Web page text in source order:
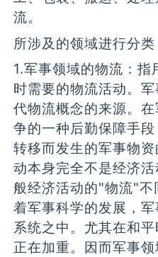
流。
所涉及的领域进行分类
1.军事领域的物流：
时需要的物流活动。
代物流概念的来源。
争的一种后勤保障手
转移而发生的军事物
动本身完全不是经济
般经济活动的"物流"
着军事科学的发展，
系统之中。尤其在和
正在加重。因而军事